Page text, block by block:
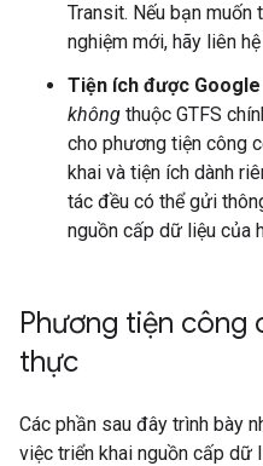
Transit. Nếu bạn
nghiệm mới, hãy liên
Tiện ích được
không thuộc GTFS
cho phương tiện công
khai và tiện ích dành
tác đều có thể gửi
nguồn cấp dữ liệu của
Phương tiện công
thực
Các phần sau đây trình bày
việc triển khai nguồn cấp dữ